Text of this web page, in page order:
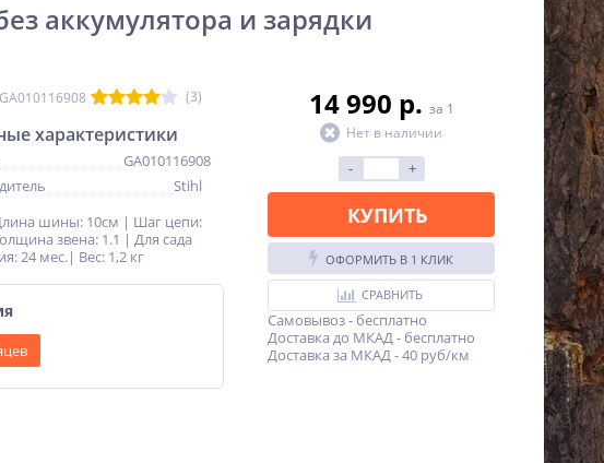
аккумулятора и зарядки
(3)
характеристики
GA010116908
Stihl
шины: 10см | Шаг цепи:
звена: 1.1 | Для сада
24 мес.| Вес: 1,2 кг
14 990 p. за 1
Нет в наличии
- +
КУПИТЬ
ОФОРМИТЬ В 1 КЛИК
СРАВНИТЬ
Самовывоз - бесплатно
Доставка до МКАД - бесплатно
Доставка за МКАД - 40 руб/км